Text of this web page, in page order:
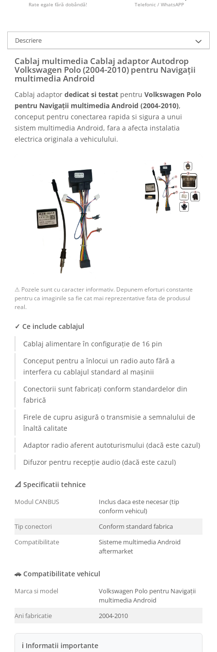
Camere marșarier auto
Camere Skoda
Camere Volkswagen
Camere Mercedes Benz
Camere Audi
Camere BMW
Camere Iveco
Camere Renault
Camere Peugeot
Camere înregistrare trafic
Accesorii multimedia
Conectică Auto
Conectică Auto
Conectică Audi
Conectică BMW
Conectică Volkswagen
Conectică Renault
Rate egale fără dobândă! Telefonic / WhatsAPP
Descriere
Cablaj multimedia Cablaj adaptor Autodrop
Volkswagen Polo (2004-2010) pentru Navigații
multimedia Android
Cablaj adaptor dedicat si testat pentru Volkswagen Polo
pentru Navigații multimedia Android (2004-2010),
conceput pentru conectarea rapida si sigura a unui
sistem multimedia Android, fara a afecta instalatia
electrica originala a vehiculului.
⚠ Pozele sunt cu caracter informativ. Depunem eforturi constante
pentru ca imaginile sa fie cat mai reprezentative fata de produsul
real.
✓ Ce include cablajul
Cablaj alimentare în configurație de 16 pin
Conceput pentru a înlocui un radio auto fără a
interfera cu cablajul standard al mașinii
Conectorii sunt fabricați conform standardelor din
fabrică
Firele de cupru asigură o transmisie a semnalului de
înaltă calitate
Adaptor radio aferent autoturismului (dacă este cazul)
Difuzor pentru recepție audio (dacă este cazul)
📐 Specificatii tehnice
Modul CANBUS
Inclus daca este necesar (tip
conform vehicul)
Tip conectori
Conform standard fabrica
Compatibilitate
Sisteme multimedia Android
aftermarket
🚗 Compatibilitate vehicul
Marca si model
Volkswagen Polo pentru Navigații
multimedia Android
Ani fabricatie
2004-2010
ℹ Informatii importante